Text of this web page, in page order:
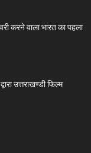
करने वाला भारत का पहला
उत्तराखण्डी फिल्म